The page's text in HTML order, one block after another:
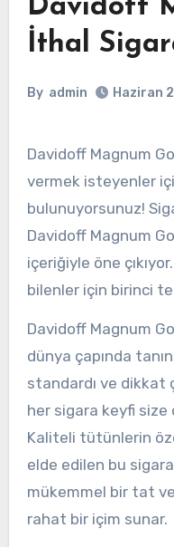
Davidoff
İthal
By admin Haziran
Davidoff Magnum Gold ithal sigara siparişi
vermek isteyenler
bulunuyorsunuz!
Davidoff Magnum
içeriğiyle öne
bilenler için birinci
Davidoff Magnum
dünya çapında
standardı ve dikkat
her sigara keyfi size
Kaliteli tütünlerin
elde edilen bu
mükemmel bir tat ve
rahat bir içim sunar.